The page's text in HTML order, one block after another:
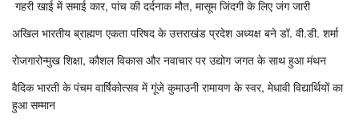
गहरी खाई में समाई कार, पांच की दर्दनाक मौत, मासूम जिंदगी के लिए जंग जारी
अखिल भारतीय ब्राह्मण एकता परिषद के उत्तराखंड प्रदेश अध्यक्ष बने डॉ. वी.डी. शर्मा
रोजगारोन्मुख शिक्षा, कौशल विकास और नवाचार पर उद्योग जगत के साथ हुआ मंथन
वैदिक भारती के पंचम वार्षिकोत्सव में गूंजे कुमाउनी रामायण के स्वर, मेधावी विद्यार्थियों का
हुआ सम्मान